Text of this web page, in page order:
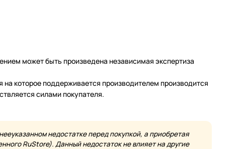
может быть произведена независимая экспертиза
которое поддерживается производителем производится
силами покупателя.
недостатке перед покупкой, а приобретая
RuStore). Данный недостаток не влияет на другие